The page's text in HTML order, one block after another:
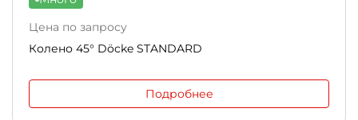
Цена по запросу
Колено 45° Döcke STANDARD
Подробнее